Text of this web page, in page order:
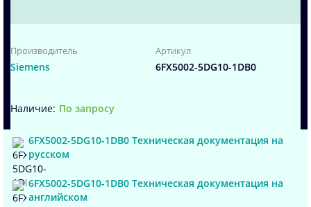
Производитель
Siemens
Артикул
6FX5002-5DG10-1DB0
По запросу
6FX5002-5DG10-1DB0 Техническая документация на
русском
6FX5002-5DG10-1DB0 Техническая документация на
английском